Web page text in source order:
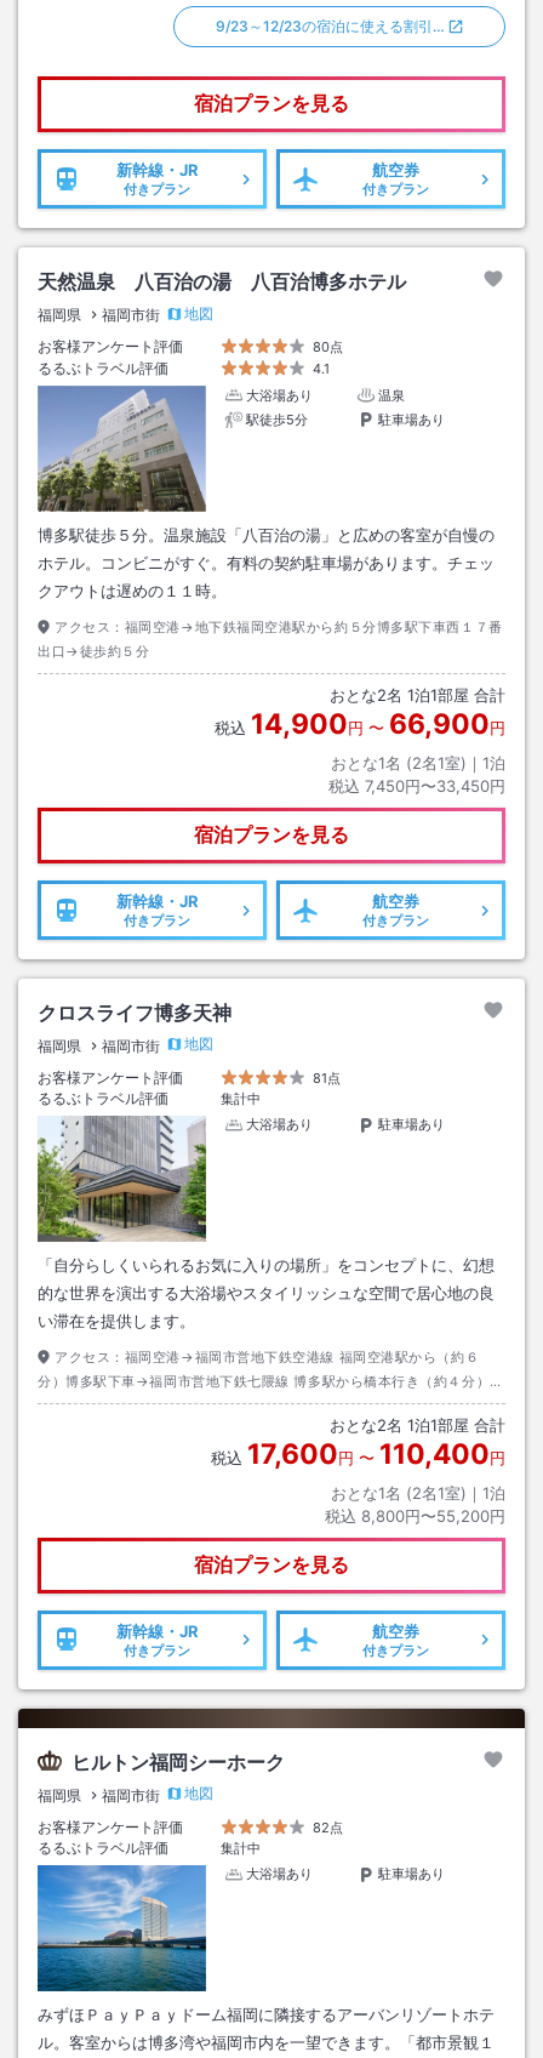
9/23～12/23の宿泊に使える割引…
宿泊プランを見る
新幹線・JR
付きプラン
航空券
付きプラン
天然温泉 八百治の湯 八百治博多ホテル
福岡県 福岡市街
地図
お客様アンケート評価
80点
るるぶトラベル評価
4.1
大浴場あり
温泉
駅徒歩5分
駐車場あり
博多駅徒歩５分。温泉施設「八百治の湯」と広めの客室が自慢の
ホテル。コンビニがすぐ。有料の契約駐車場があります。チェッ
クアウトは遅めの１１時。
アクセス： 福岡空港→地下鉄福岡空港駅から約５分博多駅下車西１７番
出口→徒歩約５分
おとな2名 1泊1部屋 合計
税込 14,900円 〜 66,900円
おとな1名 (2名1室)｜ 1泊
税込 7,450円〜33,450円
宿泊プランを見る
新幹線・JR
付きプラン
航空券
付きプラン
クロスライフ博多天神
福岡県 福岡市街
地図
お客様アンケート評価
81点
るるぶトラベル評価
集計中
大浴場あり
駐車場あり
「自分らしくいられるお気に入りの場所」をコンセプトに、幻想
的な世界を演出する大浴場やスタイリッシュな空間で居心地の良
い滞在を提供します。
アクセス： 福岡空港→福岡市営地下鉄空港線 福岡空港駅から（約６
分）博多駅下車→福岡市営地下鉄七隈線 博多駅から橋本行き（約４分）天
神南駅下車 ６番出口→徒歩約７分
おとな2名 1泊1部屋 合計
税込 17,600円 〜 110,400円
おとな1名 (2名1室)｜ 1泊
税込 8,800円〜55,200円
宿泊プランを見る
新幹線・JR
付きプラン
航空券
付きプラン
ヒルトン福岡シーホーク
福岡県 福岡市街
地図
お客様アンケート評価
82点
るるぶトラベル評価
集計中
大浴場あり
駐車場あり
みずほＰａｙＰａｙドーム福岡に隣接するアーバンリゾートホテ
ル。客室からは博多湾や福岡市内を一望できます。「都市景観１